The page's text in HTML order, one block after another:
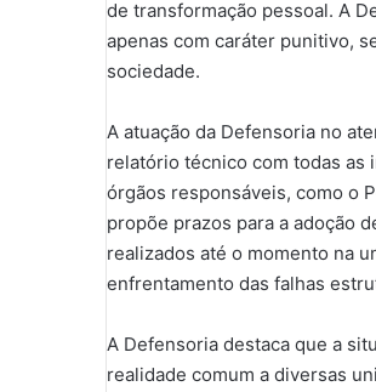
de transformação pessoal. A
apenas com caráter punitivo,
sociedade.
A atuação da Defensoria no
relatório técnico com todas as
órgãos responsáveis, como o
propõe prazos para a adoção
realizados até o momento na
enfrentamento das falhas
A Defensoria destaca que a
realidade comum a diversas